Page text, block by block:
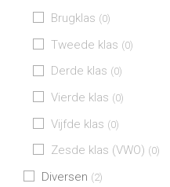
Brugklas (0)
Tweede klas (0)
Derde klas (0)
Vierde klas (0)
Vijfde klas (0)
Zesde klas (VWO) (0)
Diversen (2)